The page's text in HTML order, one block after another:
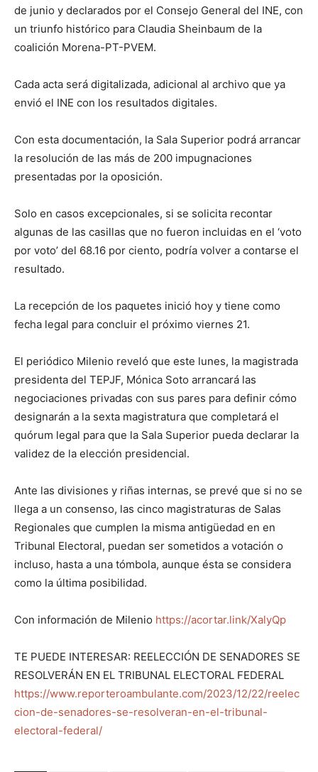
de junio y declarados por el Consejo General del INE, con
un triunfo histórico para Claudia Sheinbaum de la
coalición Morena-PT-PVEM.
Cada acta será digitalizada, adicional al archivo que ya
envió el INE con los resultados digitales.
Con esta documentación, la Sala Superior podrá arrancar
la resolución de las más de 200 impugnaciones
presentadas por la oposición.
Solo en casos excepcionales, si se solicita recontar
algunas de las casillas que no fueron incluidas en el ‘voto
por voto’ del 68.16 por ciento, podría volver a contarse el
resultado.
La recepción de los paquetes inició hoy y tiene como
fecha legal para concluir el próximo viernes 21.
El periódico Milenio reveló que este lunes, la magistrada
presidenta del TEPJF, Mónica Soto arrancará las
negociaciones privadas con sus pares para definir cómo
designarán a la sexta magistratura que completará el
quórum legal para que la Sala Superior pueda declarar la
validez de la elección presidencial.
Ante las divisiones y riñas internas, se prevé que si no se
llega a un consenso, las cinco magistraturas de Salas
Regionales que cumplen la misma antigüedad en en
Tribunal Electoral, puedan ser sometidos a votación o
incluso, hasta a una tómbola, aunque ésta se considera
como la última posibilidad.
Con información de Milenio https://acortar.link/XalyQp
TE PUEDE INTERESAR: REELECCIÓN DE SENADORES SE
RESOLVERÁN EN EL TRIBUNAL ELECTORAL FEDERAL
https://www.reporteroambulante.com/2023/12/22/reelec
cion-de-senadores-se-resolveran-en-el-tribunal-
electoral-federal/